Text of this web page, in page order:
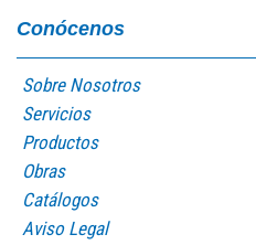
Conócenos
Sobre Nosotros
Servicios
Productos
Obras
Catálogos
Aviso Legal